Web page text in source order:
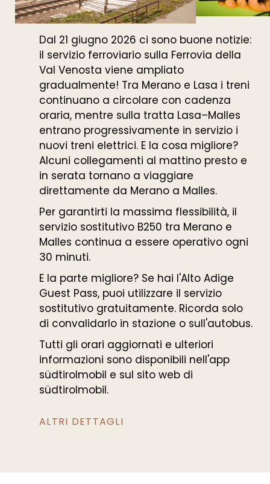
Dal 21 giugno 2026 ci sono buone notizie:
il servizio ferroviario sulla Ferrovia della
Val Venosta viene ampliato
gradualmente! Tra Merano e Lasa i treni
continuano a circolare con cadenza
oraria, mentre sulla tratta Lasa–Malles
entrano progressivamente in servizio i
nuovi treni elettrici. E la cosa migliore?
Alcuni collegamenti al mattino presto e
in serata tornano a viaggiare
direttamente da Merano a Malles.
Per garantirti la massima flessibilità, il
servizio sostitutivo B250 tra Merano e
Malles continua a essere operativo ogni
30 minuti.
E la parte migliore? Se hai l'Alto Adige
Guest Pass, puoi utilizzare il servizio
sostitutivo gratuitamente. Ricorda solo
di convalidarlo in stazione o sull'autobus.
Tutti gli orari aggiornati e ulteriori
informazioni sono disponibili nell'app
südtirolmobil e sul sito web di
südtirolmobil.
ALTRI DETTAGLI